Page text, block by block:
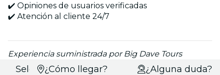
✔️ Opiniones de usuarios verificadas
✔️ Atención al cliente 24/7
Experiencia suministrada por Big Dave Tours
Selecciona¿Cómo llegar? ¿Alguna duda?